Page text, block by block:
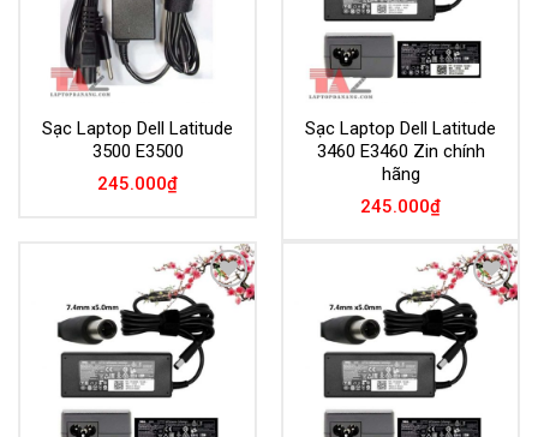
Sạc Laptop Dell Latitude
3500 E3500
245.000₫
Sạc Laptop Dell Latitude
3460 E3460 Zin chính
hãng
245.000₫
Add to
Wishlist
Add to
Wishlist